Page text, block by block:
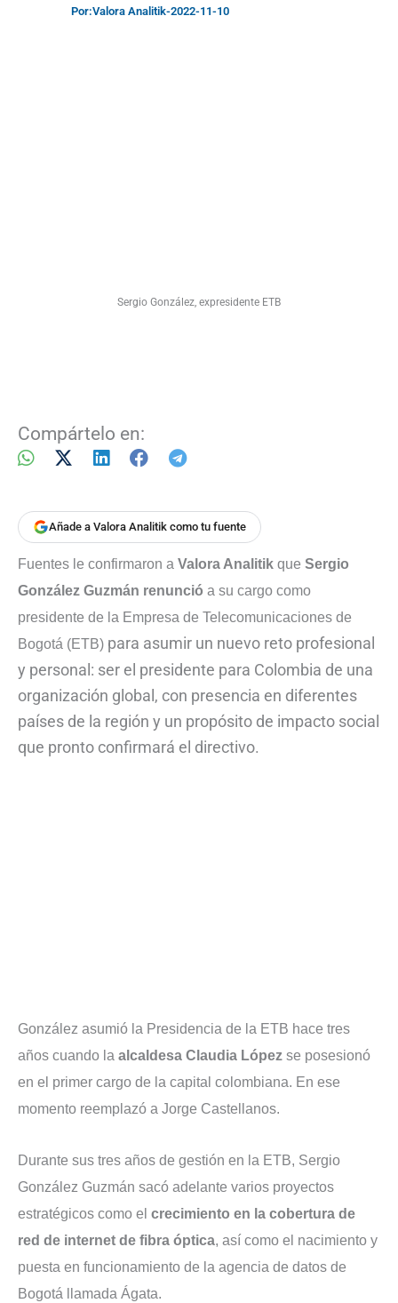
Por:Valora Analitik-2022-11-10
Sergio González, expresidente ETB
Compártelo en:
Añade a Valora Analitik como tu fuente
Fuentes le confirmaron a Valora Analitik que Sergio
González Guzmán renunció a su cargo como
presidente de la Empresa de Telecomunicaciones de
Bogotá (ETB) para asumir un nuevo reto profesional
y personal: ser el presidente para Colombia de una
organización global, con presencia en diferentes
países de la región y un propósito de impacto social
que pronto confirmará el directivo.
González asumió la Presidencia de la ETB hace tres
años cuando la alcaldesa Claudia López se posesionó
en el primer cargo de la capital colombiana. En ese
momento reemplazó a Jorge Castellanos.
Durante sus tres años de gestión en la ETB, Sergio
González Guzmán sacó adelante varios proyectos
estratégicos como el crecimiento en la cobertura de
red de internet de fibra óptica, así como el nacimiento y
puesta en funcionamiento de la agencia de datos de
Bogotá llamada Ágata.